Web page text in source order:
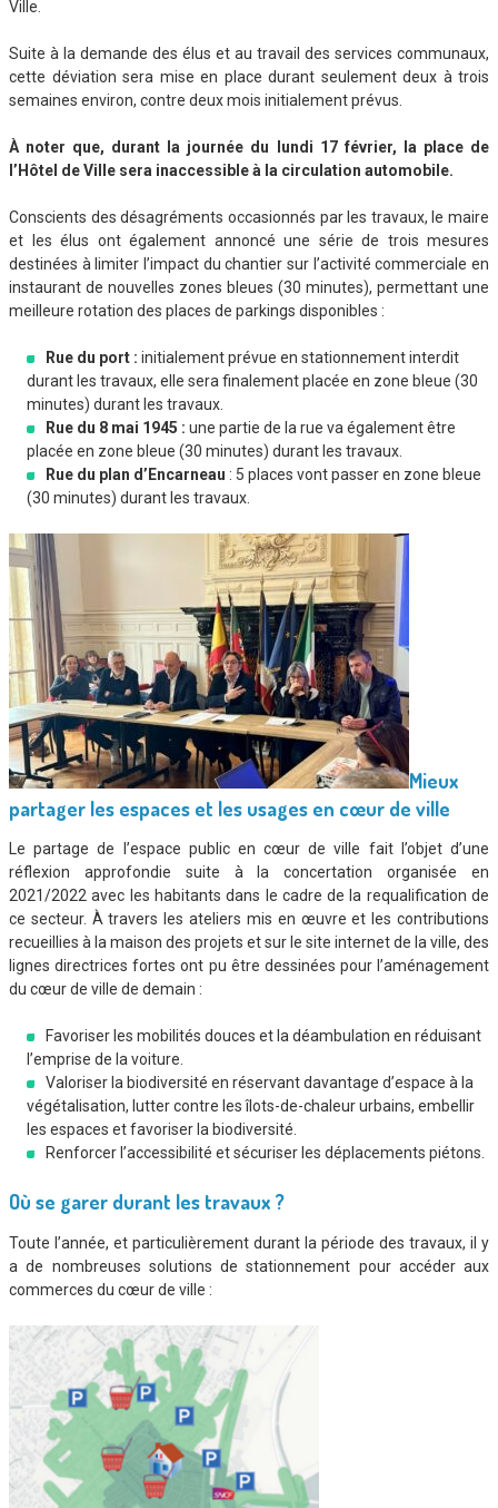
Ville.
Suite à la demande des élus et au travail des services communaux,
cette déviation sera mise en place durant seulement deux à trois
semaines environ, contre deux mois initialement prévus.
À noter que, durant la journée du lundi 17 février, la place de
l’Hôtel de Ville sera inaccessible à la circulation automobile.
Conscients des désagréments occasionnés par les travaux, le maire
et les élus ont également annoncé une série de trois mesures
destinées à limiter l’impact du chantier sur l’activité commerciale en
instaurant de nouvelles zones bleues (30 minutes), permettant une
meilleure rotation des places de parkings disponibles :
Rue du port : initialement prévue en stationnement interdit
durant les travaux, elle sera finalement placée en zone bleue (30
minutes) durant les travaux.
Rue du 8 mai 1945 : une partie de la rue va également être
placée en zone bleue (30 minutes) durant les travaux.
Rue du plan d’Encarneau : 5 places vont passer en zone bleue
(30 minutes) durant les travaux.
Mieux
partager les espaces et les usages en cœur de ville
Le partage de l’espace public en cœur de ville fait l’objet d’une
réflexion approfondie suite à la concertation organisée en
2021/2022 avec les habitants dans le cadre de la requalification de
ce secteur. À travers les ateliers mis en œuvre et les contributions
recueillies à la maison des projets et sur le site internet de la ville, des
lignes directrices fortes ont pu être dessinées pour l’aménagement
du cœur de ville de demain :
Favoriser les mobilités douces et la déambulation en réduisant
l’emprise de la voiture.
Valoriser la biodiversité en réservant davantage d’espace à la
végétalisation, lutter contre les îlots-de-chaleur urbains, embellir
les espaces et favoriser la biodiversité.
Renforcer l’accessibilité et sécuriser les déplacements piétons.
Où se garer durant les travaux ?
Toute l’année, et particulièrement durant la période des travaux, il y
a de nombreuses solutions de stationnement pour accéder aux
commerces du cœur de ville :